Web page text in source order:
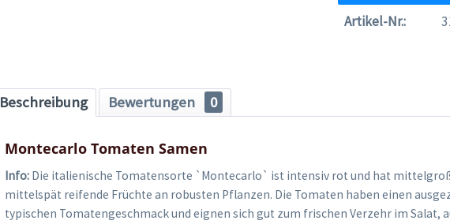
Artikel-Nr.:
Beschreibung Bewertungen 0
Montecarlo Tomaten Samen
Info: Die italienische Tomatensorte `Montecarlo` ist intensiv rot und hat
mittelspät reifende Früchte an robusten Pflanzen. Die Tomaten haben einen
typischen Tomatengeschmack und eignen sich gut zum frischen Verzehr im Salat,